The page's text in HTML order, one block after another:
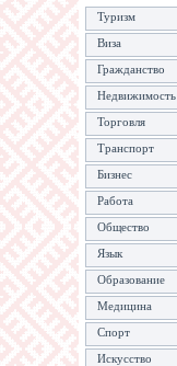
Туризм
Виза
Гражданство
Недвижимость
Торговля
Транспорт
Бизнес
Работа
Общество
Язык
Образование
Медицина
Спорт
Искусство